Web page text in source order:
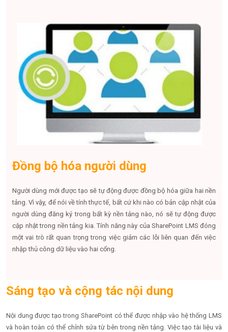
Đồng bộ hóa người dùng
Người dùng mới được tạo sẽ tự động được đồng bộ hóa giữa hai nền
tảng. Vì vậy, để nói về tính thực tế, bất cứ khi nào có bản cập nhật của
người dùng đăng ký trong bất kỳ nền tảng nào, nó sẽ tự động được
cập nhật trong nền tảng kia. Tính năng này của SharePoint LMS đóng
một vai trò rất quan trọng trong việc giảm các lỗi liên quan đến việc
nhập thủ công dữ liệu vào hai cổng.
Sáng tạo và cộng tác nội dung
Nội dung được tạo trong SharePoint có thể được nhập vào hệ thống LMS
và hoàn toàn có thể chỉnh sửa từ bên trong nền tảng. Việc tạo tài liệu và